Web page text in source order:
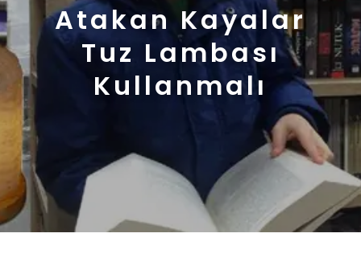
Atakan Kayalar
Tuz Lambası
Kullanmalı